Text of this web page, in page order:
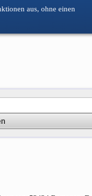
aus, ohne einen